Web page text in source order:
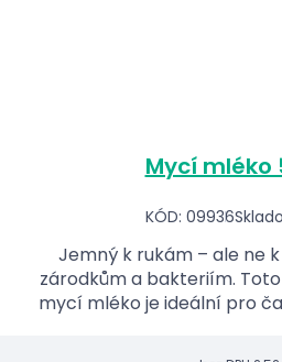
Mycí mléko
KÓD: 09936
Jemný k rukám – ale ne
zárodkům a bakteriím.
mycí mléko je ideální pro